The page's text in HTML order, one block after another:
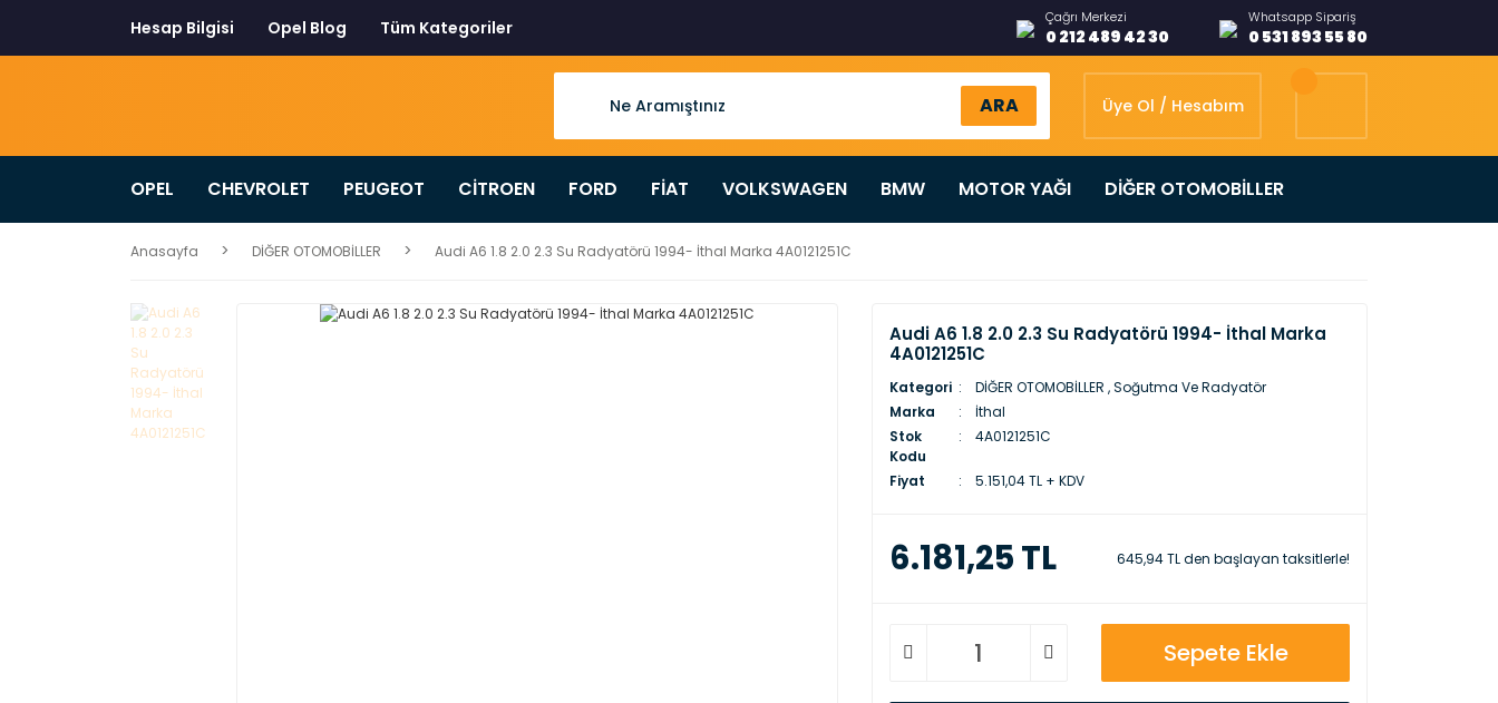
Hesap Bilgisi Opel Blog Tüm Kategoriler Çağrı Merkezi
0 212 489 42 30
Whatsapp Sipariş
0 531 893 55 80
ARA Üye Ol / Hesabım
OPEL CHEVROLET PEUGEOT CİTROEN FORD FİAT VOLKSWAGEN BMW MOTOR YAĞI DİĞER OTOMOBİLLER
Anasayfa DİĞER OTOMOBİLLER Audi A6 1.8 2.0 2.3 Su Radyatörü 1994- İthal Marka 4A0121251C
Audi A6 1.8 2.0 2.3 Su Radyatörü 1994- İthal Marka
4A0121251C
Kategori DİĞER OTOMOBİLLER ,Soğutma Ve Radyatör
Marka
İthal
Stok
Kodu
4A0121251C
Fiyat 5.151,04 TL + KDV
6.181,25 TL 645,94 TL den başlayan taksitlerle!
Sepete Ekle